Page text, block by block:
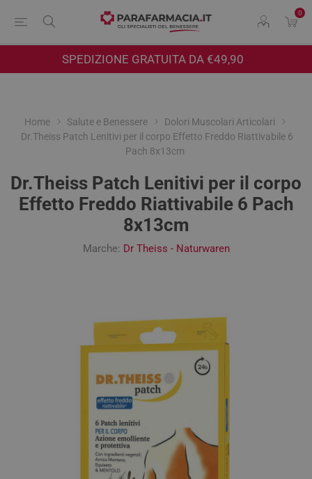
0
SPEDIZIONE GRATUITA DA €49,90
Home Salute e Benessere
Dolori Muscolari Articolari
Dr.Theiss Patch Lenitivi per il corpo Effetto Freddo Riattivabile 6
Pach 8x13cm
Dr.Theiss Patch Lenitivi per il corpo
Effetto Freddo Riattivabile 6 Pach
8x13cm
Marche: Dr Theiss - Naturwaren